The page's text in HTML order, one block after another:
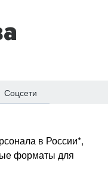
Соцсети
в России*,
форматы для